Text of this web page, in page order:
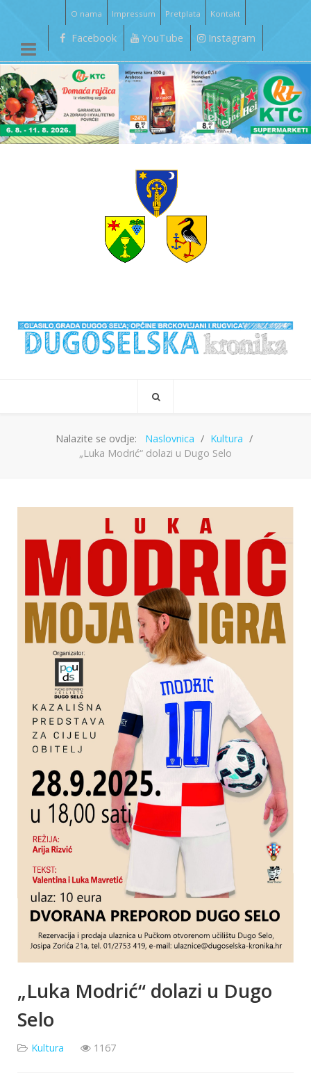
O nama Impressum Pretplata Kontakt
Facebook YouTube Instagram
Nalazite se ovdje: Naslovnica
Kultura
„Luka Modrić“ dolazi u Dugo Selo
„Luka Modrić“ dolazi u Dugo
Selo
Kultura 1167